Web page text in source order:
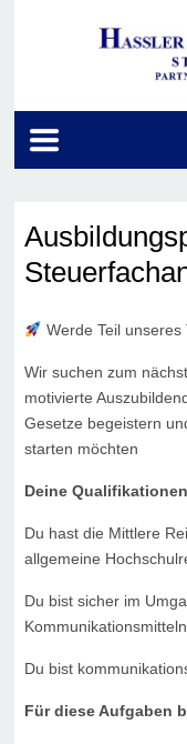
Werde Teil
Wir suchen zum
motivierte
Gesetze begeistern
starten möchten
Deine
Du hast die Mittlere
allgemeine
Du bist sicher im
Kommunikationsmitteln.
Du bist
Für diese Aufgaben